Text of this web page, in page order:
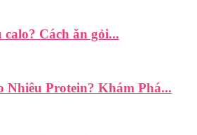
Cách ăn gỏi...
Nhiêu Protein? Khám Phá...